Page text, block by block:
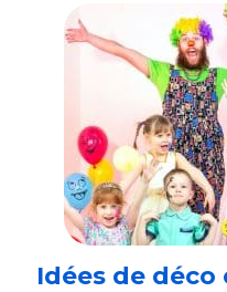
Idées de déco